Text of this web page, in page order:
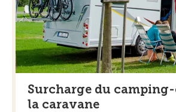
Surcharge du
la caravane